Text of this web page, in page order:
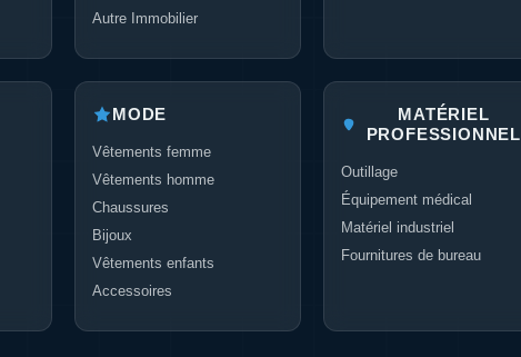
Autre Immobilier
MODE
Vêtements femme
Vêtements homme
Chaussures
Bijoux
Vêtements enfants
Accessoires
MATÉRIEL
PROFESSIONNEL
Outillage
Équipement médical
Matériel industriel
Fournitures de bureau